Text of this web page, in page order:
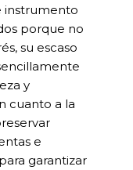
instrumento
porque no
su escaso
y
cuanto a la
e
garantizar